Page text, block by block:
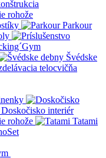
rohože
Parkour
Švédske
Doskočisko interiér
rohože
Tatami